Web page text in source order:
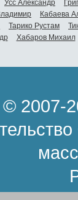
Усс Александр
Кабаева
Тарико Рустам
Хабаров Михаил
© 2007-